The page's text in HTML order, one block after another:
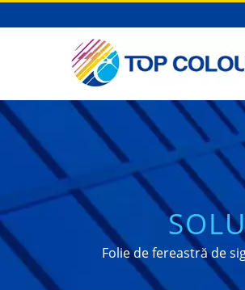
Folie de fereastră de